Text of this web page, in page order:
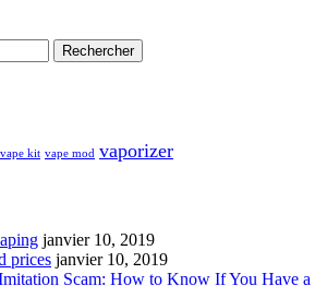
vape kit vape mod vaporizer
janvier 10, 2019
prices janvier 10, 2019
Scam: How to Know If You Have a